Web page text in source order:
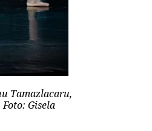
Tamazlacaru,
Gisela